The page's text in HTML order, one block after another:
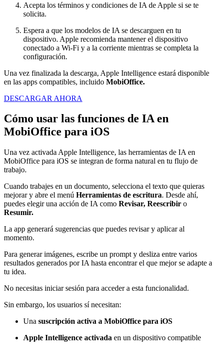
Acepta los términos y condiciones de IA de Apple si se te
solicita.
Espera a que los modelos de IA se descarguen en tu
dispositivo. Apple recomienda mantener el dispositivo
conectado a Wi-Fi y a la corriente mientras se completa la
configuración.
Una vez finalizada la descarga, Apple Intelligence estará disponible
en las apps compatibles, incluido MobiOffice.
DESCARGAR AHORA
Cómo usar las funciones de IA en
MobiOffice para iOS
Una vez activada Apple Intelligence, las herramientas de IA en
MobiOffice para iOS se integran de forma natural en tu flujo de
trabajo.
Cuando trabajes en un documento, selecciona el texto que quieras
mejorar y abre el menú Herramientas de escritura. Desde ahí,
puedes elegir una acción de IA como Revisar, Reescribir o
Resumir.
La app generará sugerencias que puedes revisar y aplicar al
momento.
Para generar imágenes, escribe un prompt y desliza entre varios
resultados generados por IA hasta encontrar el que mejor se adapte a
tu idea.
No necesitas iniciar sesión para acceder a esta funcionalidad.
Sin embargo, los usuarios sí necesitan:
Una suscripción activa a MobiOffice para iOS
Apple Intelligence activada en un dispositivo compatible